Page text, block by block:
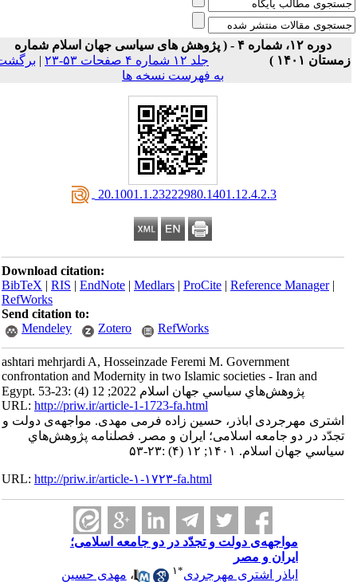
دوره ۱۲، شماره ۴ - ( پژوهش های سیاسی جهان اسلام شماره
۱۴۰۱ )
جلد ۱۲ شماره ۴ صفحات ۵۳-۲۳ |برگشت
به فهرست نسخه ها
‎ 20.1001.1.23222980.1401.12.4.2.3
Download citation:
BibTeX|RIS|EndNote|Medlars|ProCite|Reference Manager
RefWorks
Send citation to:
Mendeley
Zotero RefWorks
ashtari mehrjardi A, Hosseinzade Feremi M. Government
confrontation and Modernity in two Islamic societies - Iran and
Egypt. پژوهش‌هاي سياسي جهان اسلام 2022; 12 (4) :23-53
URL:http://priw.ir/article-1-1723-fa.html
اشتری مهرجردی اباذر، حسین زاده فرمی مهدی. مواجهه‌ی دولت و
تجدّد در دو جامعه اسلامی؛ ایران و مصر. فصلنامه پژوهش‌هاي
سياسي جهان اسلام. ۱۴۰۱; ۱۲ (۴) :۲۳-۵۳
URL:http://priw.ir/article-۱-۱۷۲۳-fa.html
مواجهه‌ی دولت و تجدّد در دو جامعه اسلامی؛
ایران و مصر
اباذر اشتری مهرجردی* ۱ ،مهدی حسین